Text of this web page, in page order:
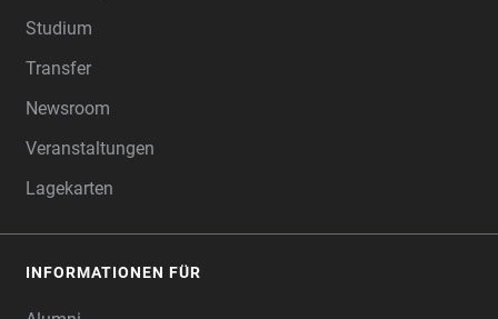
Studium
Transfer
Newsroom
Veranstaltungen
Lagekarten
INFORMATIONEN FÜR